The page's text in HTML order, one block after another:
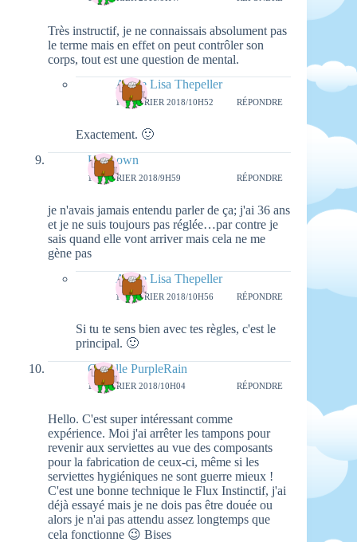
Très instructif, je ne connaissais absolument pas
le terme mais en effet on peut contrôler son
corps, tout est une question de mental.
Aimie Lisa Thepeller
16 FÉVRIER 2018/10H52 RÉPONDRE
Exactement. 🙂
Unknown
16 FÉVRIER 2018/9H59 RÉPONDRE
je n'avais jamais entendu parler de ça; j'ai 36 ans
et je ne suis toujours pas réglée…par contre je
sais quand elle vont arriver mais cela ne me
gène pas
Aimie Lisa Thepeller
16 FÉVRIER 2018/10H56 RÉPONDRE
Si tu te sens bien avec tes règles, c'est le
principal. 🙂
Cyrielle PurpleRain
16 FÉVRIER 2018/10H04 RÉPONDRE
Hello. C'est super intéressant comme
expérience. Moi j'ai arrêter les tampons pour
revenir aux serviettes au vue des composants
pour la fabrication de ceux-ci, même si les
serviettes hygiéniques ne sont guerre mieux !
C'est une bonne technique le Flux Instinctif, j'ai
déjà essayé mais je ne dois pas être douée ou
alors je n'ai pas attendu assez longtemps que
cela fonctionne 😉 Bises